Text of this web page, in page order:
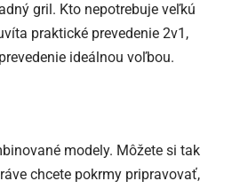
gril. Kto nepotrebuje veľkú
praktické prevedenie 2v1,
ideálnou voľbou.
modely. Môžete si tak
chcete pokrmy pripravovať,